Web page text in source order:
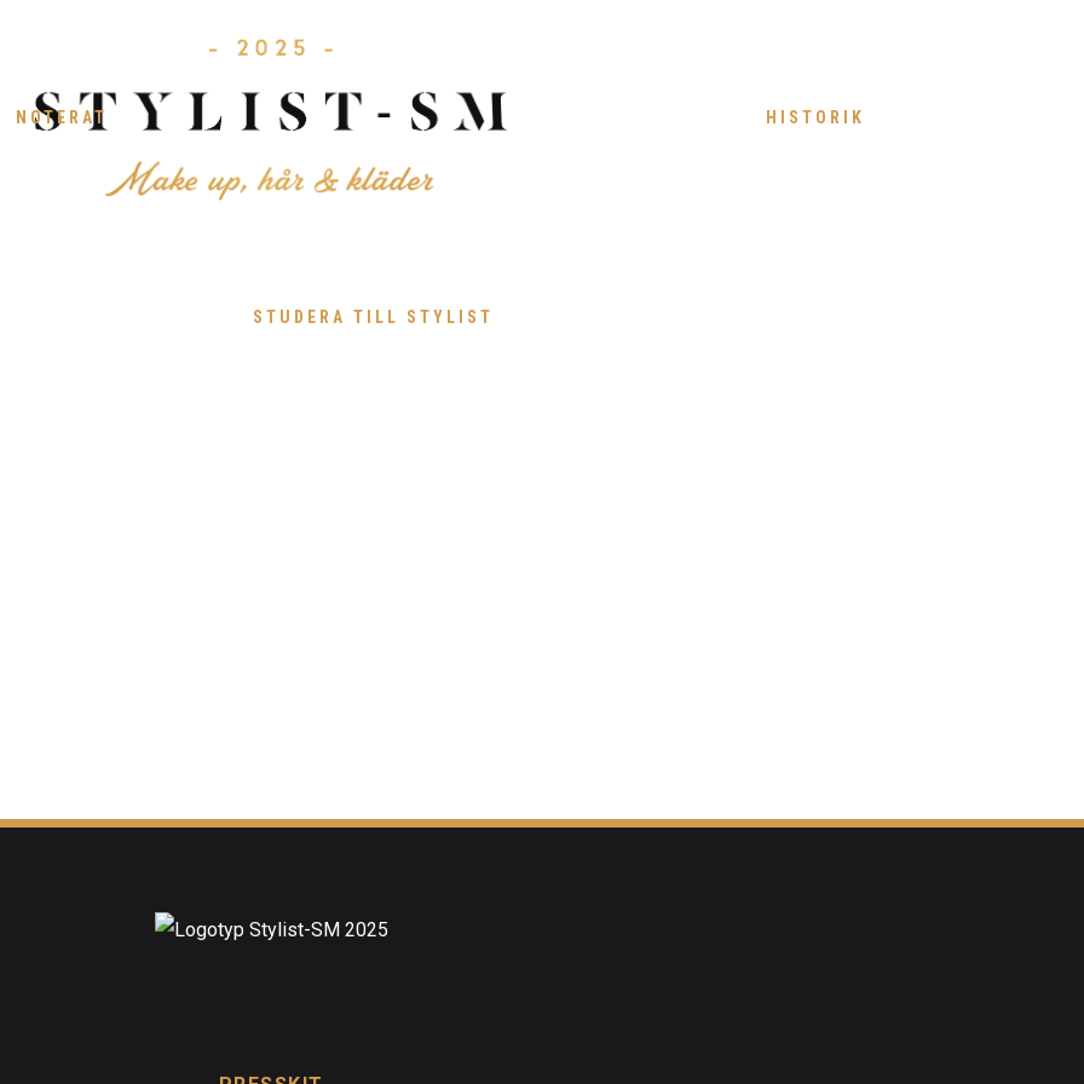
NOTERAT HISTORIK
STUDERA TILL STYLIST